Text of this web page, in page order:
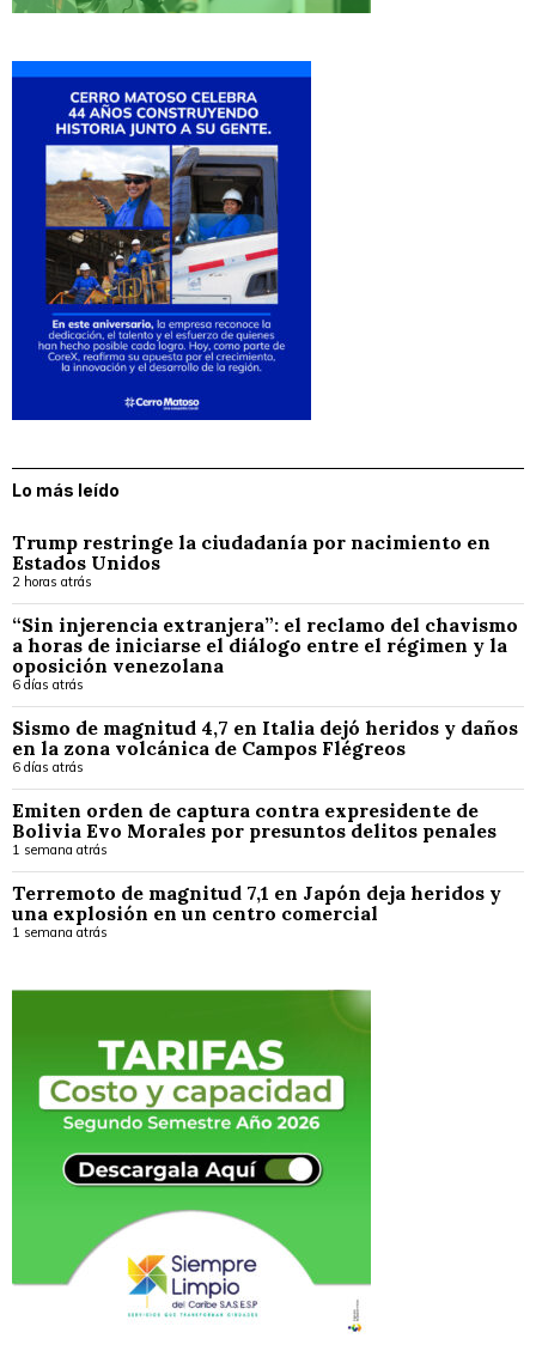
Lo más leído
Trump restringe la ciudadanía por nacimiento en
Estados Unidos
2 horas atrás
“Sin injerencia extranjera”: el reclamo del chavismo
a horas de iniciarse el diálogo entre el régimen y la
oposición venezolana
6 días atrás
Sismo de magnitud 4,7 en Italia dejó heridos y daños
en la zona volcánica de Campos Flégreos
6 días atrás
Emiten orden de captura contra expresidente de
Bolivia Evo Morales por presuntos delitos penales
1 semana atrás
Terremoto de magnitud 7,1 en Japón deja heridos y
una explosión en un centro comercial
1 semana atrás